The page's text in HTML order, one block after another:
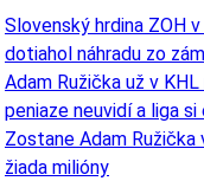
Slovenský hrdina ZOH
dotiahol náhradu zo
Adam Ružička už v
peniaze neuvidí a liga
Zostane Adam
žiada milióny